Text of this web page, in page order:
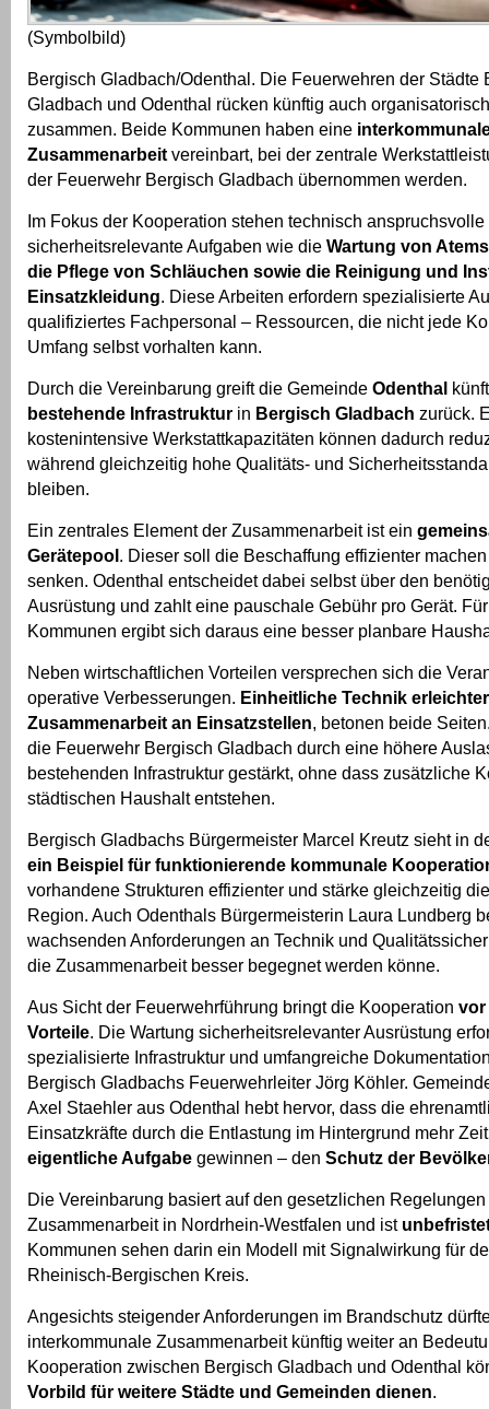
(Symbolbild)
Bergisch Gladbach/Odenthal. Die Feuerwehren der Städte
Gladbach und Odenthal rücken künftig auch
zusammen. Beide Kommunen haben eine
Zusammenarbeit vereinbart, bei der zentrale
der Feuerwehr Bergisch Gladbach übernommen werden.
Im Fokus der Kooperation stehen technisch anspruchsvolle
sicherheitsrelevante Aufgaben wie die Wartung von
die Pflege von Schläuchen sowie die Reinigung und
Einsatzkleidung. Diese Arbeiten erfordern spezialisierte
qualifiziertes Fachpersonal – Ressourcen, die nicht jede
Umfang selbst vorhalten kann.
Durch die Vereinbarung greift die Gemeinde Odenthal
bestehende Infrastruktur in Bergisch Gladbach zurück.
kostenintensive Werkstattkapazitäten können dadurch
während gleichzeitig hohe Qualitäts- und
bleiben.
Ein zentrales Element der Zusammenarbeit ist ein
Gerätepool. Dieser soll die Beschaffung effizienter
senken. Odenthal entscheidet dabei selbst über den
Ausrüstung und zahlt eine pauschale Gebühr pro Gerät.
Kommunen ergibt sich daraus eine besser planbare
Neben wirtschaftlichen Vorteilen versprechen sich die
operative Verbesserungen. Einheitliche Technik
Zusammenarbeit an Einsatzstellen, betonen beide
die Feuerwehr Bergisch Gladbach durch eine höhere
bestehenden Infrastruktur gestärkt, ohne dass zusätzliche
städtischen Haushalt entstehen.
Bergisch Gladbachs Bürgermeister Marcel Kreutz sieht in
ein Beispiel für funktionierende kommunale
vorhandene Strukturen effizienter und stärke gleichzeitig
Region. Auch Odenthals Bürgermeisterin Laura Lundberg
wachsenden Anforderungen an Technik und
die Zusammenarbeit besser begegnet werden könne.
Aus Sicht der Feuerwehrführung bringt die Kooperation vor
Vorteile. Die Wartung sicherheitsrelevanter Ausrüstung
spezialisierte Infrastruktur und umfangreiche
Bergisch Gladbachs Feuerwehrleiter Jörg Köhler.
Axel Staehler aus Odenthal hebt hervor, dass die
Einsatzkräfte durch die Entlastung im Hintergrund mehr
eigentliche Aufgabe gewinnen – den Schutz der
Die Vereinbarung basiert auf den gesetzlichen
Zusammenarbeit in Nordrhein-Westfalen und ist
Kommunen sehen darin ein Modell mit Signalwirkung für
Rheinisch-Bergischen Kreis.
Angesichts steigender Anforderungen im Brandschutz
interkommunale Zusammenarbeit künftig weiter an
Kooperation zwischen Bergisch Gladbach und Odenthal
Vorbild für weitere Städte und Gemeinden dienen.